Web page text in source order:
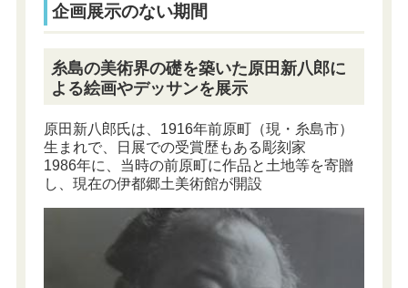
企画展示のない期間
糸島の美術界の礎を築いた原田新八郎に
よる絵画やデッサンを展示
原田新八郎氏は、1916年前原町（現・糸島市）
生まれで、日展での受賞歴もある彫刻家
1986年に、当時の前原町に作品と土地等を寄贈
し、現在の伊都郷土美術館が開設